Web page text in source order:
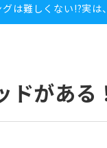
は難しくない!?実
がある